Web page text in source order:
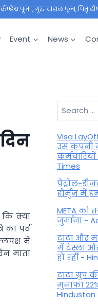
पूजा , गुरु चांडाल पूजा, पितृ
Event News
क्या
का पर्व
में
माता
Search
for:
Visa
उस कंपनी
Times
पेट्रोल-
होर्मुज में
META को
जुर्माना -
टाटा और
में टेस्ला और
हो रहीं -
टाटा ग्रुप
मुनाफा
Hindustan